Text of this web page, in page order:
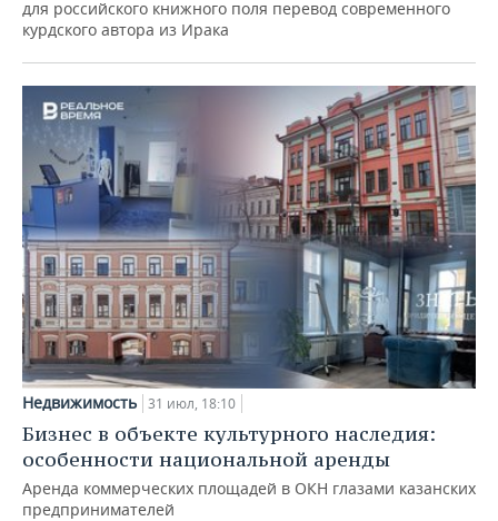
для российского книжного поля перевод современного
курдского автора из Ирака
Недвижимость 31 июл, 18:10
Бизнес в объекте культурного наследия:
особенности национальной аренды
Аренда коммерческих площадей в ОКН глазами казанских
предпринимателей